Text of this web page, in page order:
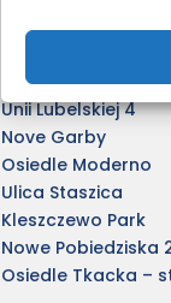
Nasze inwestycje
Harmony
Unii Lubelskiej 4
Nove Garby
Osiedle Moderno
Ulica Staszica
Kleszczewo Park
Nowe Pobiedziska
Osiedle Tkacka –